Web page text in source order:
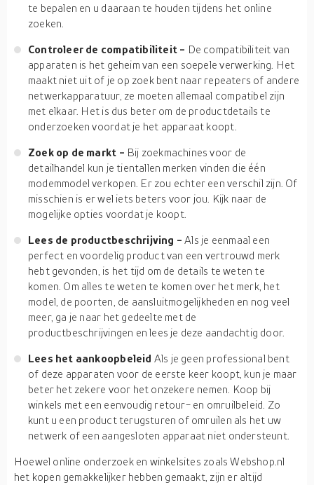
te bepalen en u daaraan te houden tijdens het online
zoeken.
Controleer de compatibiliteit - De compatibiliteit van
apparaten is het geheim van een soepele verwerking. Het
maakt niet uit of je op zoek bent naar repeaters of andere
netwerkapparatuur, ze moeten allemaal compatibel zijn
met elkaar. Het is dus beter om de productdetails te
onderzoeken voordat je het apparaat koopt.
Zoek op de markt - Bij zoekmachines voor de
detailhandel kun je tientallen merken vinden die één
modemmodel verkopen. Er zou echter een verschil zijn. Of
misschien is er wel iets beters voor jou. Kijk naar de
mogelijke opties voordat je koopt.
Lees de productbeschrijving -Als je eenmaal een
perfect en voordelig product van een vertrouwd merk
hebt gevonden, is het tijd om de details te weten te
komen. Om alles te weten te komen over het merk, het
model, de poorten, de aansluitmogelijkheden en nog veel
meer, ga je naar het gedeelte met de
productbeschrijvingen en lees je deze aandachtig door.
Lees het aankoopbeleid Als je geen professional bent
of deze apparaten voor de eerste keer koopt, kun je maar
beter het zekere voor het onzekere nemen. Koop bij
winkels met een eenvoudig retour- en omruilbeleid. Zo
kunt u een product terugsturen of omruilen als het uw
netwerk of een aangesloten apparaat niet ondersteunt.
Hoewel online onderzoek en winkelsites zoals Webshop.nl
het kopen gemakkelijker hebben gemaakt, zijn er altijd